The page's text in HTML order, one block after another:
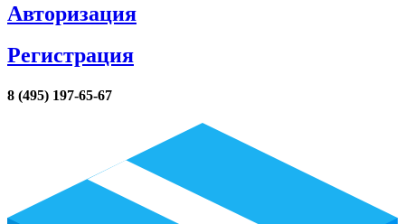
Авторизация
Регистрация
8 (495) 197-65-67